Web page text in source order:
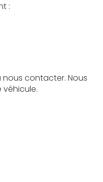
:
nous contacter. Nous